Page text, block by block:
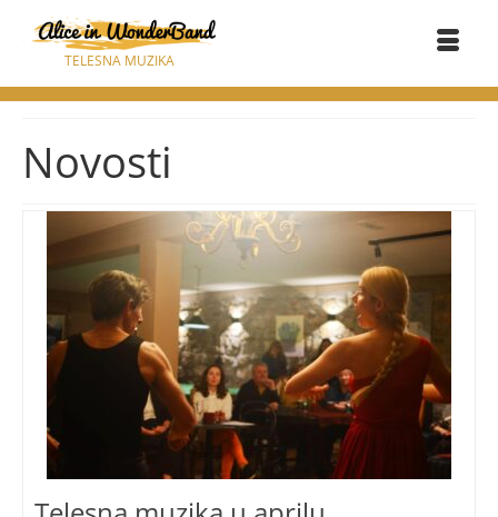
TELESNA MUZIKA
Novosti